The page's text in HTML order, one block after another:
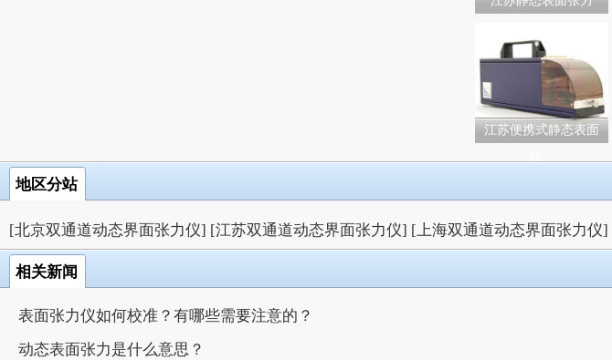
江苏便携式静态表面
地区分站
[北京双通道动态界面张力仪] [江苏双通道动态界面张力仪] [上海双通道动态界面张力仪]
相关新闻
​表面张力仪如何校准？有哪些需要注意的？
动态表面张力是什么意思？